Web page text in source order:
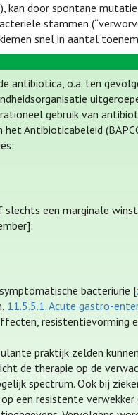
kan door spontane
stammen
snel in aantal
o.a. ten
gebruik van
Antibioticabeleid
een marginale
bacteriurie [
11.5.5.1. Acute gastro-
resistentievorming
praktijk zelden
de therapie op de
spectrum. Ook bij
een resistente